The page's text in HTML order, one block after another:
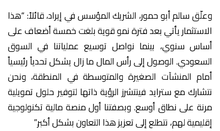
وعلّق سالم أبو حمور، الشريك المؤسس في إيراد، قائلاً: “هذا
الاستثمار يأتي بعد فترة نمو قوية بلغت خمسة أضعاف على
أساس سنوي، بينما نواصل توسيع عملياتنا في السوق
السعودي. الوصول إلى رأس المال ما زال يشكل تحدياً رئيسياً
أمام المنشآت الصغيرة والمتوسطة في المنطقة، ونحن
نتشارك مع سترايد فينتشرز الرؤية ذاتها لتوفير حلول تمويلية
مرنة على نطاق أوسع. وبصفتنا أول منصة مالية تكنولوجية
إقليمية لهم، نتطلع إلى تعزيز هذا التعاون بشكل أكبر.”